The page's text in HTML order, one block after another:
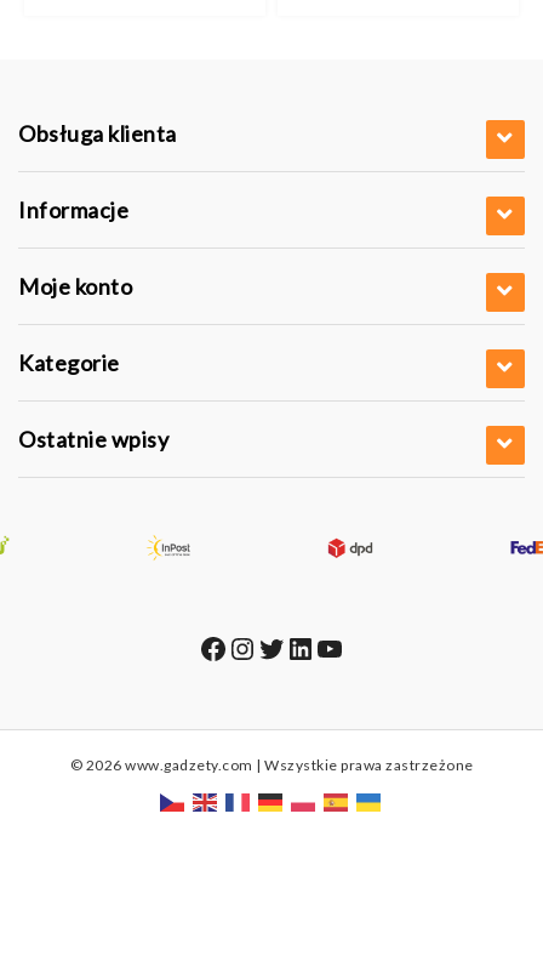
Obsługa klienta
Informacje
Moje konto
Kategorie
Ostatnie wpisy
Facebook
Instagram
Twitter
LinkedIn
YouTube
© 2026 www.gadzety.com | Wszystkie prawa zastrzeżone